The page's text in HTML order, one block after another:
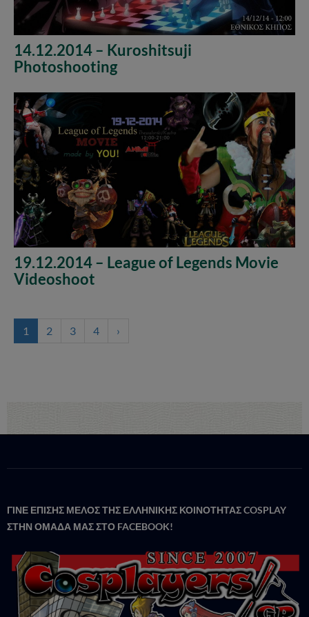
14.12.2014 – Kuroshitsuji
Photoshooting
19.12.2014 – League of Legends Movie
Videoshoot
1 2 3 4 ›
ΓΙΝΕ ΕΠΙΣΗΣ ΜΕΛΟΣ ΤΗΣ ΕΛΛΗΝΙΚΗΣ ΚΟΙΝΟΤΗΤΑΣ COSPLAY
ΣΤΗΝ ΟΜΑΔΑ ΜΑΣ ΣΤΟ FACΕBOOK!